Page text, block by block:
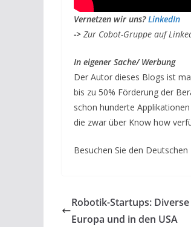
Vernetzen wir uns? LinkedIn
-> Zur Cobot-Gruppe auf
In eigener Sache/ Werbung
Der Autor dieses Blogs ist
bis zu 50% Förderung der
schon hunderte
die zwar über Know how
Besuchen Sie den
Robotik-Startups:
Europa und in den USA